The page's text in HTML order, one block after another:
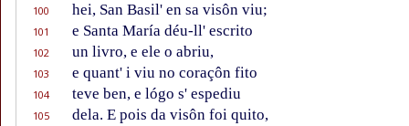
100 hei, San Basil' en sa visôn viu;
101 e Santa María déu-ll' escrito
102 un livro, e ele o abriu,
103 e quant' i viu no coraçôn fito
104 teve ben, e lógo s' espediu
105 dela. E pois da visôn foi quito,